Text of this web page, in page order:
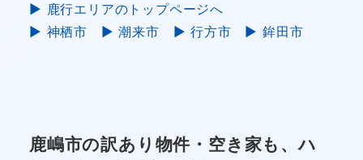
▶ 鹿行エリアのトップページへ
▶ 神栖市
▶ 潮来市 ▶ 行方市 ▶ 鉾田市
鹿嶋市の訳あり物件・空き家も、ハ